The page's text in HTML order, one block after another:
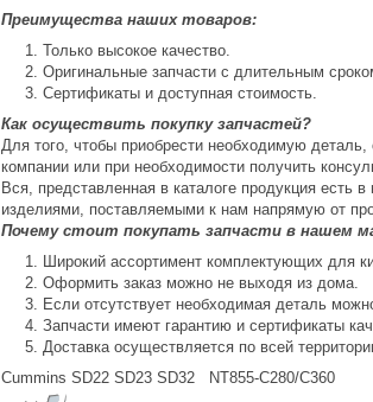
Преимущества наших товаров:
Только высокое качество.
Оригинальные запчасти с длительным
Сертификаты и доступная стоимость.
Как осуществить покупку запчастей?
Для того, чтобы приобрести необходимую
компании или при необходимости получить
Вся, представленная в каталоге продукция есть
изделиями, поставляемыми к нам напрямую от
Почему стоит покупать запчасти в нашем
Широкий ассортимент комплектующих для
Оформить заказ можно не выходя из дома.
Если отсутствует необходимая деталь
Запчасти имеют гарантию и сертификаты
Доставка осуществляется по всей
Cummins SD22 SD23 SD32 NT855-C280/C360